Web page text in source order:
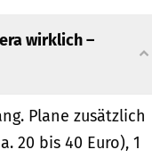
wirklich –
Plane zusätzlich
20 bis 40 Euro), 1